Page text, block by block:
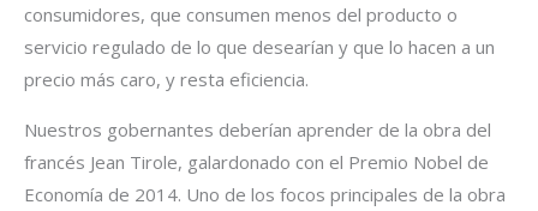
consumidores, que consumen menos del producto o
servicio regulado de lo que desearían y que lo hacen a un
precio más caro, y resta eficiencia.
Nuestros gobernantes deberían aprender de la obra del
francés Jean Tirole, galardonado con el Premio Nobel de
Economía de 2014. Uno de los focos principales de la obra